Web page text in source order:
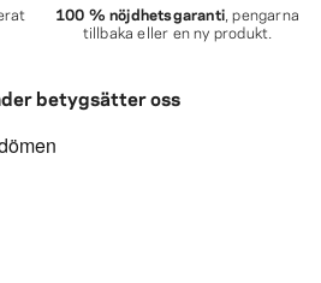
100 % nöjdhetsgaranti , pengarna
tillbaka eller en ny produkt.
betygsätter oss